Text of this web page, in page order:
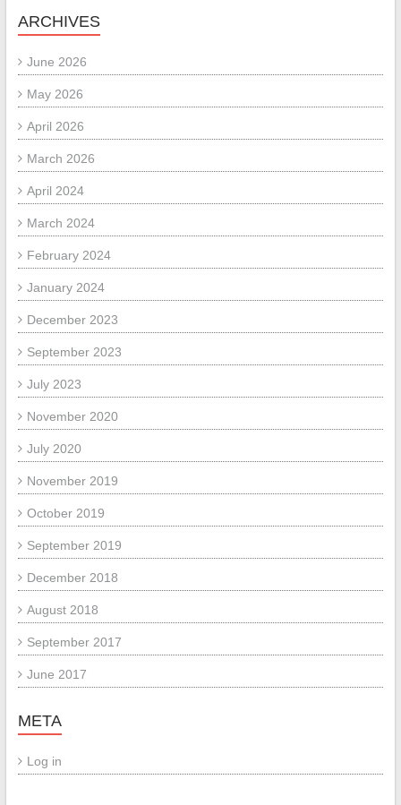
ARCHIVES
June 2026
May 2026
April 2026
March 2026
April 2024
March 2024
February 2024
January 2024
December 2023
September 2023
July 2023
November 2020
July 2020
November 2019
October 2019
September 2019
December 2018
August 2018
September 2017
June 2017
META
Log in